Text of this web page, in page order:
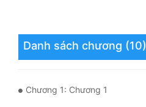
Làm Giàu
Mưu Mô
Danh sách chương (10)
Chương 1: Chương 1